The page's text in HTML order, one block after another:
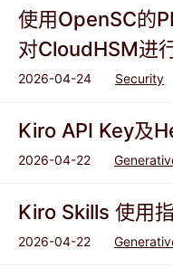
使用OpenSC的
对CloudHSM进
2026-04-24 Security
Kiro API Key及
2026-04-22
Kiro Skills 使用
2026-04-22